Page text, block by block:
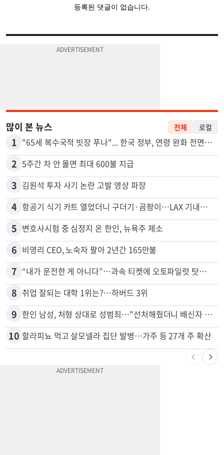
많이 본 뉴스 전체 로컬
1 "65세 복수국적 빗장 푸나"... 한국 정부, 연령 완화 전면 추진
2 5주간 차 안 몰면 최대 600불 지급
3 김원석 투자 사기 논란 고발 영상 파장
4 항공기 식기 카트 열었더니 구더기·곰팡이…LAX 기내식 업체 논란
5 변호사시험 중 심정지 온 한인, 뉴욕주 제소
6 비영리 CEO, 노숙자 팔아 2년간 165만불
7 “내가 운전한 게 아니다”…과속 티켓에 오토파일럿 탓한 운전자
8 취업 잘되는 대학 1위는?…하버드 3위
9 한인 남성, 처형 상대로 성범죄…"선처해줬더니 배신자 취급"
10 할라피뇨 먹고 살모넬라 집단 발병…가주 등 27개 주 확산